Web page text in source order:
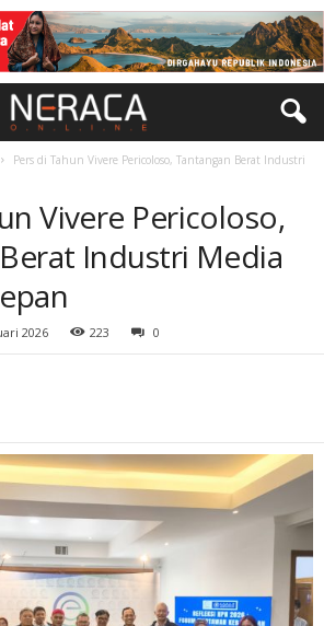
Pers di Tahun Vivere Pericoloso, Tantangan Berat Industri
Vivere Pericoloso,
Industri Media
2026 223 0